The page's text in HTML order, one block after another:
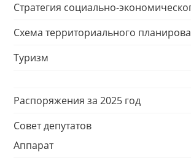
Стратегия социально-
Схема территориального
Туризм
Распоряжения за 2025 год
Совет депутатов
Аппарат